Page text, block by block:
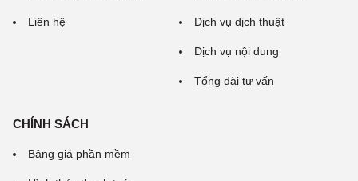
Liên hệ Dịch vụ dịch thuật
Dịch vụ nội dung
Tổng đài tư vấn
CHÍNH SÁCH
Bảng giá phần mềm